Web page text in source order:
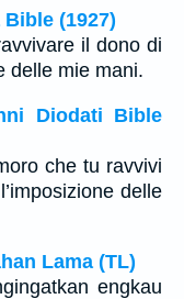
(1927)
il dono di
delle mie mani.
Diodati Bible
che tu ravvivi
delle
Lama (TL)
engkau